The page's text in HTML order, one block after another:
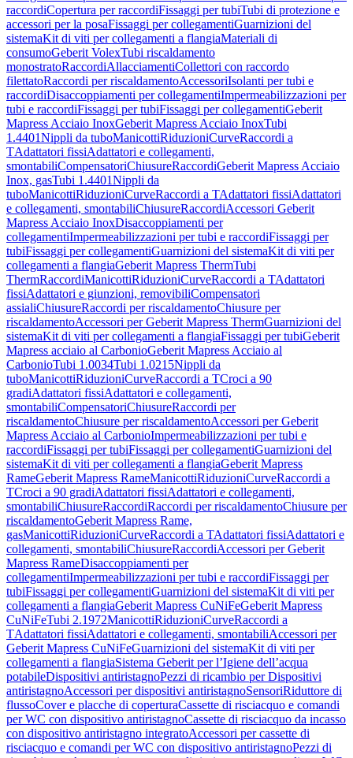
raccordiCopertura per raccordiFissaggi per tubiTubi di protezione e
accessori per la posaFissaggi per collegamentiGuarnizioni del
sistemaKit di viti per collegamenti a flangiaMateriali di
consumoGeberit VolexTubi riscaldamento
monostratoRaccordiAllacciamentiCollettori con raccordo
filettatoRaccordi per riscaldamentoAccessoriIsolanti per tubi e
raccordiDisaccoppiamenti per collegamentiImpermeabilizzazioni per
tubi e raccordiFissaggi per tubiFissaggi per collegamentiGeberit
Mapress Acciaio InoxGeberit Mapress Acciaio InoxTubi
1.4401Nippli da tuboManicottiRiduzioniCurveRaccordi a
TAdattatori fissiAdattatori e collegamenti,
smontabiliCompensatoriChiusureRaccordiGeberit Mapress Acciaio
Inox, gasTubi 1.4401Nippli da
tuboManicottiRiduzioniCurveRaccordi a TAdattatori fissiAdattatori
e collegamenti, smontabiliChiusureRaccordiAccessori Geberit
Mapress Acciaio InoxDisaccoppiamenti per
collegamentiImpermeabilizzazioni per tubi e raccordiFissaggi per
tubiFissaggi per collegamentiGuarnizioni del sistemaKit di viti per
collegamenti a flangiaGeberit Mapress ThermTubi
ThermRaccordiManicottiRiduzioniCurveRaccordi a TAdattatori
fissiAdattatori e giunzioni, removibiliCompensatori
assialiChiusureRaccordi per riscaldamentoChiusure per
riscaldamentoAccessori per Geberit Mapress ThermGuarnizioni del
sistemaKit di viti per collegamenti a flangiaFissaggi per tubiGeberit
Mapress acciaio al CarbonioGeberit Mapress Acciaio al
CarbonioTubi 1.0034Tubi 1.0215Nippli da
tuboManicottiRiduzioniCurveRaccordi a TCroci a 90
gradiAdattatori fissiAdattatori e collegamenti,
smontabiliCompensatoriChiusureRaccordi per
riscaldamentoChiusure per riscaldamentoAccessori per Geberit
Mapress Acciaio al CarbonioImpermeabilizzazioni per tubi e
raccordiFissaggi per tubiFissaggi per collegamentiGuarnizioni del
sistemaKit di viti per collegamenti a flangiaGeberit Mapress
RameGeberit Mapress RameManicottiRiduzioniCurveRaccordi a
TCroci a 90 gradiAdattatori fissiAdattatori e collegamenti,
smontabiliChiusureRaccordiRaccordi per riscaldamentoChiusure per
riscaldamentoGeberit Mapress Rame,
gasManicottiRiduzioniCurveRaccordi a TAdattatori fissiAdattatori e
collegamenti, smontabiliChiusureRaccordiAccessori per Geberit
Mapress RameDisaccoppiamenti per
collegamentiImpermeabilizzazioni per tubi e raccordiFissaggi per
tubiFissaggi per collegamentiGuarnizioni del sistemaKit di viti per
collegamenti a flangiaGeberit Mapress CuNiFeGeberit Mapress
CuNiFeTubi 2.1972ManicottiRiduzioniCurveRaccordi a
TAdattatori fissiAdattatori e collegamenti, smontabiliAccessori per
Geberit Mapress CuNiFeGuarnizioni del sistemaKit di viti per
collegamenti a flangiaSistema Geberit per l’Igiene dell’acqua
potabileDispositivi antiristagnoPezzi di ricambio per Dispositivi
antiristagnoAccessori per dispositivi antiristagnoSensoriRiduttore di
flussoCover e placche di coperturaCassette di risciacquo e comandi
per WC con dispositivo antiristagnoCassette di risciacquo da incasso
con dispositivo antiristagno integratoAccessori per cassette di
risciacquo e comandi per WC con dispositivo antiristagnoPezzi di